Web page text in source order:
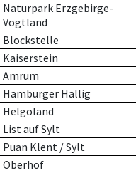
Naturpark Erzgebirge-
Vogtland
Blockstelle
Kaiserstein
Amrum
Hamburger Hallig
Helgoland
List auf Sylt
Puan Klent / Sylt
Oberhof